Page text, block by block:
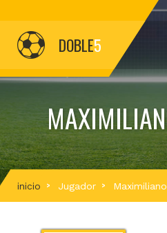
DOBLE5
inicio Jugador Maximiliano